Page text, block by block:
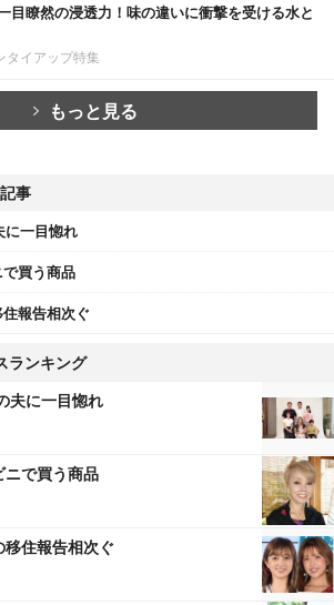
目瞭然の浸透力！味の違いに衝撃を受ける水と
タイアップ特集
もっと見る
事
に一目惚れ
買う商品
報告相次ぐ
ランキング
夫に一目惚れ
で買う商品
住報告相次ぐ